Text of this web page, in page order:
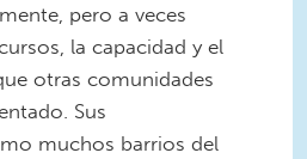
pero a veces
la capacidad y el
otras comunidades
Sus
muchos barrios del